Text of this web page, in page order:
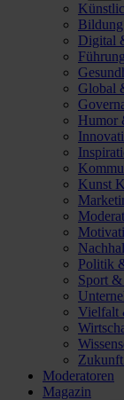
Digital
Global
Humor
Kunst
Politik
Sport
Vielfalt
Moderatoren
Magazin